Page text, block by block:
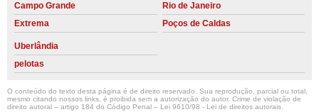
Campo Grande
Rio de Janeiro
Extrema
Poços de Caldas
Uberlândia
pelotas
O conteúdo do texto desta página é de direito reservado. Sua reprodução, parcial ou total,
mesmo citando nossos links, é proibida sem a autorização do autor. Crime de violação de
direito autoral – artigo 184 do Código Penal – Lei 9610/98 - Lei de direitos autorais.